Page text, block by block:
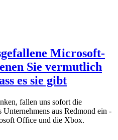
Microsoft-
Sie vermutlich
es sie gibt
fallen uns sofort die
Unternehmens aus Redmond ein -
Office und die Xbox.